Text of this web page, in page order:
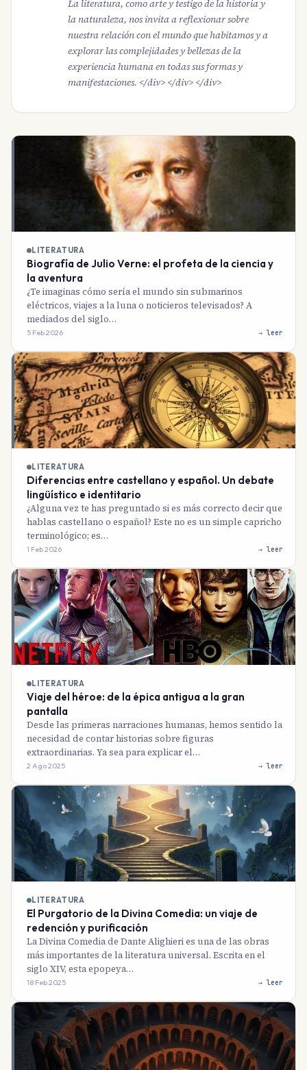
La literatura, como arte y testigo de la historia y
la naturaleza, nos invita a reflexionar sobre
nuestra relación con el mundo que habitamos y a
explorar las complejidades y bellezas de la
experiencia humana en todas sus formas y
manifestaciones. </div> </div> </div>
LITERATURA
Biografía de Julio Verne: el profeta de la ciencia y
la aventura
¿Te imaginas cómo sería el mundo sin submarinos
eléctricos, viajes a la luna o noticieros televisados? A
mediados del siglo…
5 Feb 2026 → leer
LITERATURA
Diferencias entre castellano y español. Un debate
lingüístico e identitario
¿Alguna vez te has preguntado si es más correcto decir que
hablas castellano o español? Este no es un simple capricho
terminológico; es…
1 Feb 2026 → leer
LITERATURA
Viaje del héroe: de la épica antigua a la gran
pantalla
Desde las primeras narraciones humanas, hemos sentido la
necesidad de contar historias sobre figuras
extraordinarias. Ya sea para explicar el…
2 Ago 2025 → leer
LITERATURA
El Purgatorio de la Divina Comedia: un viaje de
redención y purificación
La Divina Comedia de Dante Alighieri es una de las obras
más importantes de la literatura universal. Escrita en el
siglo XIV, esta epopeya…
18 Feb 2025 → leer